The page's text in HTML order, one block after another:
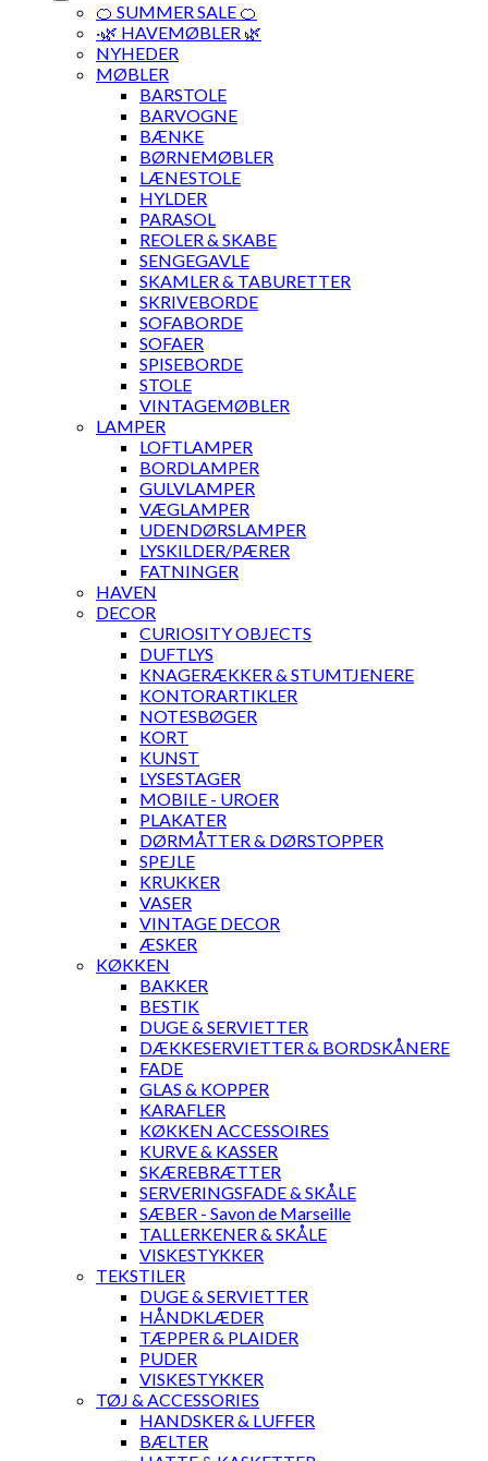
🍊 SUMMER SALE 🍊
·🌿 HAVEMØBLER 🌿
NYHEDER
MØBLER
BARSTOLE
BARVOGNE
BÆNKE
BØRNEMØBLER
LÆNESTOLE
HYLDER
PARASOL
REOLER & SKABE
SENGEGAVLE
SKAMLER & TABURETTER
SKRIVEBORDE
SOFABORDE
SOFAER
SPISEBORDE
STOLE
VINTAGEMØBLER
LAMPER
LOFTLAMPER
BORDLAMPER
GULVLAMPER
VÆGLAMPER
UDENDØRSLAMPER
LYSKILDER/PÆRER
FATNINGER
HAVEN
DECOR
CURIOSITY OBJECTS
DUFTLYS
KNAGERÆKKER & STUMTJENERE
KONTORARTIKLER
NOTESBØGER
KORT
KUNST
LYSESTAGER
MOBILE - UROER
PLAKATER
DØRMÅTTER & DØRSTOPPER
SPEJLE
KRUKKER
VASER
VINTAGE DECOR
ÆSKER
KØKKEN
BAKKER
BESTIK
DUGE & SERVIETTER
DÆKKESERVIETTER & BORDSKÅNERE
FADE
GLAS & KOPPER
KARAFLER
KØKKEN ACCESSOIRES
KURVE & KASSER
SKÆREBRÆTTER
SERVERINGSFADE & SKÅLE
SÆBER - Savon de Marseille
TALLERKENER & SKÅLE
VISKESTYKKER
TEKSTILER
DUGE & SERVIETTER
HÅNDKLÆDER
TÆPPER & PLAIDER
PUDER
VISKESTYKKER
TØJ & ACCESSORIES
HANDSKER & LUFFER
BÆLTER